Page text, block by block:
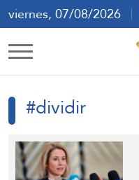
viernes, 07/08/2026
#dividir